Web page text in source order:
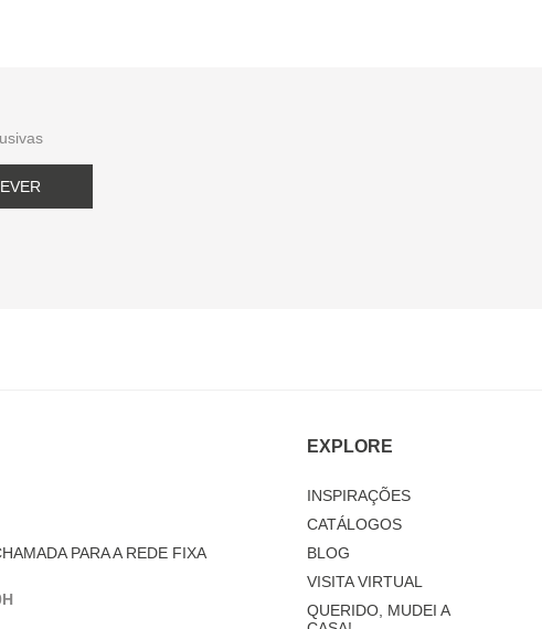
PARA A REDE FIXA
EXPLORE
INSPIRAÇÕES
CATÁLOGOS
BLOG
VISITA VIRTUAL
QUERIDO, MUDEI A